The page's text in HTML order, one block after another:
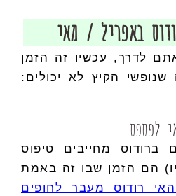
באפריל / מאי
לדרך, עכשיו זה הזמן
הקיץ לא יכולים:
לפספס
ברודוס מחייבים טיפוס
הם הזמן שבו זה באמת
רודוס מעבר לחופים